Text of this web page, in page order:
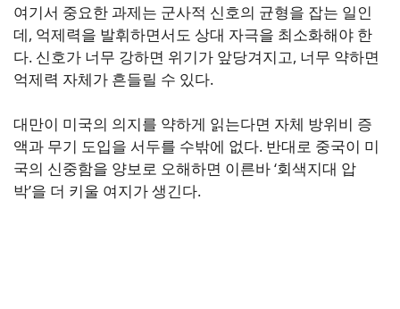
여기서 중요한 과제는 군사적 신호의 균형을 잡는 일인
데, 억제력을 발휘하면서도 상대 자극을 최소화해야 한
다. 신호가 너무 강하면 위기가 앞당겨지고, 너무 약하면
억제력 자체가 흔들릴 수 있다.
대만이 미국의 의지를 약하게 읽는다면 자체 방위비 증
액과 무기 도입을 서두를 수밖에 없다. 반대로 중국이 미
국의 신중함을 양보로 오해하면 이른바 ‘회색지대 압
박’을 더 키울 여지가 생긴다.